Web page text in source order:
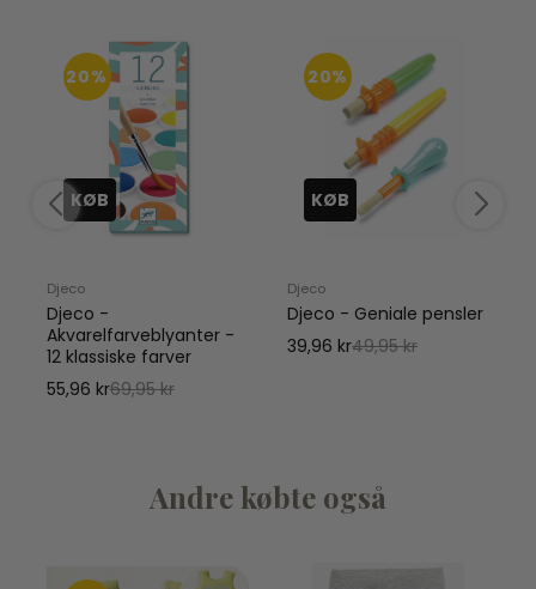
20%
KØB
Djeco
Djeco -
Akvarelfarveblyanter -
12 klassiske farver
55,96 kr69,95 kr
20%
KØB
Djeco
Djeco - Geniale pensler
39,96 kr49,95 kr
Andre købte også